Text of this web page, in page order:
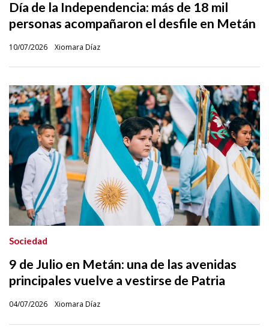
Día de la Independencia: más de 18 mil
personas acompañaron el desfile en Metán
Xiomara Díaz
10/07/2026
9 de Julio en Metán: una de las avenidas
principales vuelve a vestirse de Patria
Xiomara Díaz
Sociedad
04/07/2026